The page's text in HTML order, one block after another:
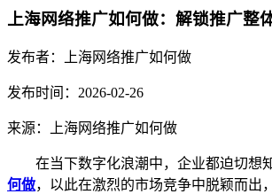
上海网络推广如何做：解锁推广整
发布者：上海网络推广如何做
发布时间：2026-02-26
来源：上海网络推广如何做
在当下数字化浪潮中，企业都迫切想
何做，以此在激烈的市场竞争中脱颖而出